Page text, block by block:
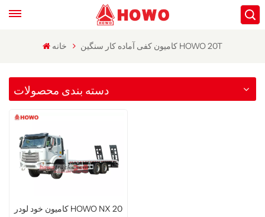
خانه کامیون کفی آماده کار سنگین HOWO 20T
دسته بندی محصولات
کامیون خود لودر HOWO NX 20